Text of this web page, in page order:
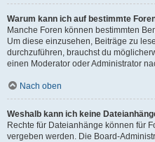
Warum kann ich auf bestimmte
Manche Foren können bestimmten
Um diese einzusehen, Beiträge zu
durchzuführen, brauchst du
einen Moderator oder Administrator
Nach oben
Weshalb kann ich keine
Rechte für Dateianhänge können für
vergeben werden. Die Board-